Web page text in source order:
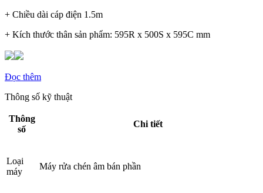
+ Chiều dài cáp điện 1.5m
+ Kích thước thân sản phẩm: 595R x 500S x 595C mm
Đọc thêm
Thông số kỹ thuật
Thông
số
Chi tiết
Loại
máy
Máy rửa chén âm bán phần